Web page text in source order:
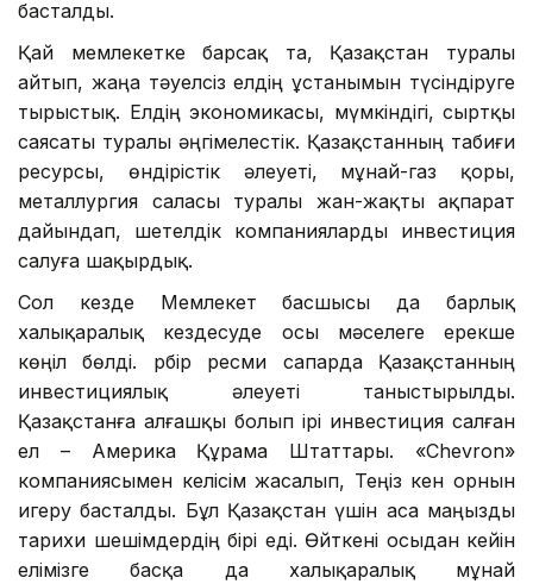
басталды.
Қай мемлекетке барсақ та, Қазақстан туралы
айтып, жаңа тәуелсіз елдің ұстанымын түсіндіруге
тырыстық. Елдің экономикасы, мүмкіндігі, сыртқы
саясаты туралы әңгімелестік. Қазақстанның табиғи
ресурсы, өндірістік әлеуеті, мұнай-газ қоры,
металлургия саласы туралы жан-жақты ақпарат
дайындап, шетелдік компанияларды инвестиция
салуға шақырдық.
Сол кезде Мемлекет басшысы да барлық
халықаралық кездесуде осы мәселеге ерекше
көңіл бөлді. Әрбір ресми сапарда Қазақстанның
инвестициялық әлеуеті таныстырылды.
Қазақстанға алғашқы болып ірі инвестиция салған
ел – Америка Құрама Штаттары. «Chevron»
компаниясымен келісім жасалып, Теңіз кен орнын
игеру басталды. Бұл Қазақстан үшін аса маңызды
тарихи шешімдердің бірі еді. Өйткені осыдан кейін
елімізге басқа да халықаралық мұнай